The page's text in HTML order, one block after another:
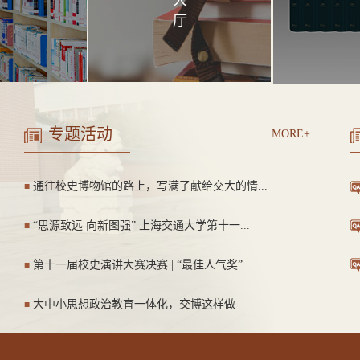
厅
专题活动 MORE+
■ 通往校史博物馆的路上，写满了献给交大的情...
■ “思源致远 向新图强” 上海交通大学第十一...
■ 第十一届校史演讲大赛决赛 | “最佳人气奖”...
■ 大中小思想政治教育一体化，交博这样做